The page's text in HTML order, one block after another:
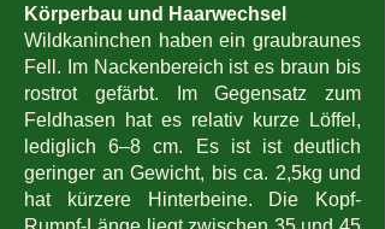
Körperbau und Haarwechsel
Wildkaninchen haben ein graubraunes
Fell. Im Nackenbereich ist es braun bis
rostrot gefärbt. Im Gegensatz zum
Feldhasen hat es relativ kurze Löffel,
lediglich 6–8 cm. Es ist ist deutlich
geringer an Gewicht, bis ca. 2,5kg und
hat kürzere Hinterbeine. Die Kopf-